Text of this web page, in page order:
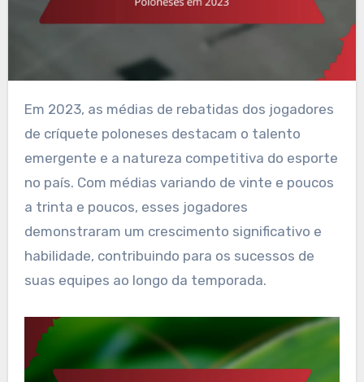
Em 2023, as médias de rebatidas dos jogadores
de críquete poloneses destacam o talento
emergente e a natureza competitiva do esporte
no país. Com médias variando de vinte e poucos
a trinta e poucos, esses jogadores
demonstraram um crescimento significativo e
habilidade, contribuindo para os sucessos de
suas equipes ao longo da temporada.